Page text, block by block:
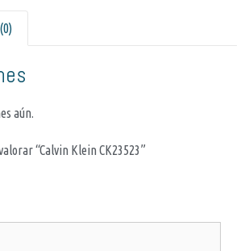
aún.
“Calvin Klein CK23523”